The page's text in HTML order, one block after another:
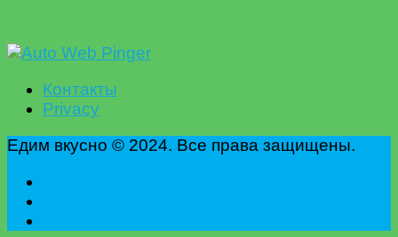
Контакты
Privacy
Едим вкусно © 2024. Все права защищены.